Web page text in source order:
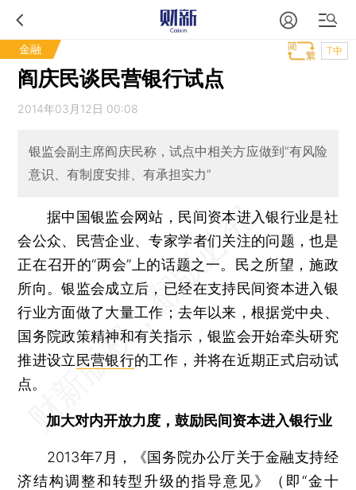
金融 T中
阎庆民谈民营银行试点
2014年03月12日 00:08
银监会副主席阎庆民称，试点中相关方应做到“有风险
意识、有制度安排、有承担实力”
据中国银监会网站，民间资本进入银行业是社
会公众、民营企业、专家学者们关注的问题，也是
正在召开的“两会”上的话题之一。民之所望，施政
所向。银监会成立后，已经在支持民间资本进入银
行业方面做了大量工作；去年以来，根据党中央、
国务院政策精神和有关指示，银监会开始牵头研究
推进设立民营银行的工作，并将在近期正式启动试
点。
加大对内开放力度，鼓励民间资本进入银行业
2013年7月，《国务院办公厅关于金融支持经
济结构调整和转型升级的指导意见》（即“金十